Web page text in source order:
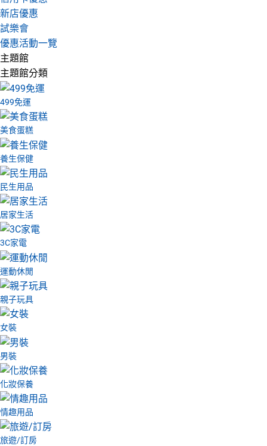
新店優惠
試樂會
優惠活動一覽
主題館
主題館分類
499免運
美食蛋糕
養生保健
民生用品
居家生活
3C家電
運動休閒
親子玩具
女裝
男裝
化妝保養
情趣用品
旅遊/訂房